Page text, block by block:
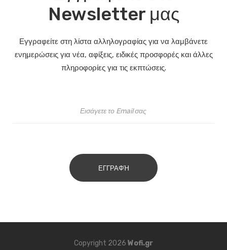
Newsletter μας
Εγγραφείτε στη λίστα αλληλογραφίας για να λαμβάνετε
ενημερώσεις για νέα, αφίξεις, ειδικές προσφορές και άλλες
πληροφορίες για τις εκπτώσεις.
ΕΓΓΡΑΦΉ
Copyright 2026 Wofi.gr